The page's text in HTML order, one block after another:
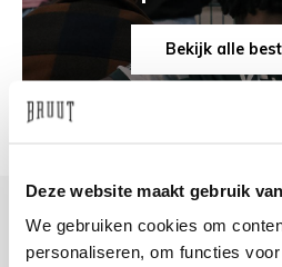
Deze website maakt gebruik
We gebruiken cookies om
personaliseren, om functies
Bekijk alle